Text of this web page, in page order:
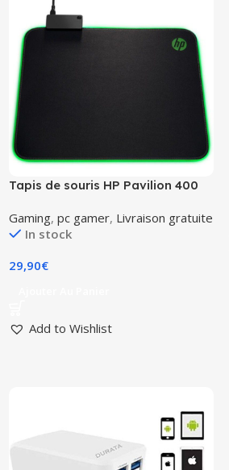
Tapis de souris HP Pavilion 400
Gaming,pc gamer, Livraison gratuite
In stock
29,90€
Add to Wishlist